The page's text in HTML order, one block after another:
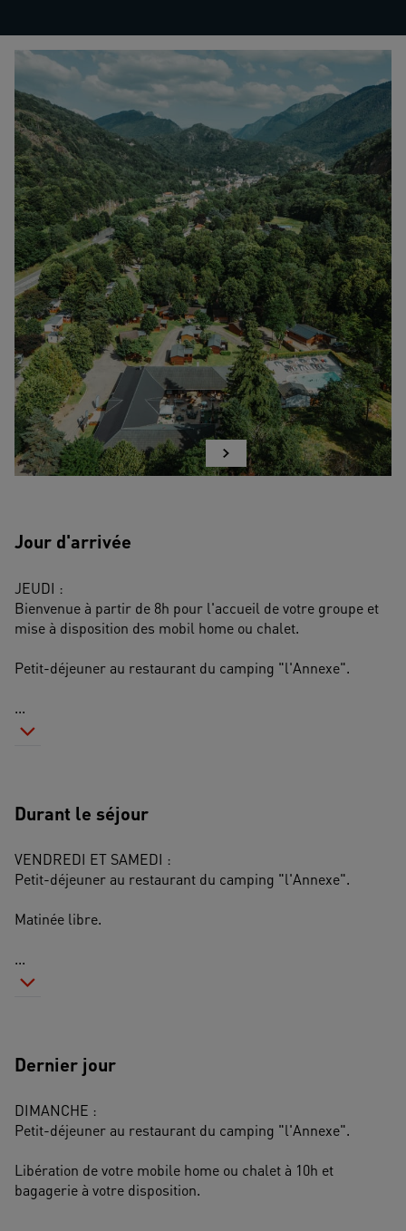
Jour d'arrivée
JEUDI :
Bienvenue à partir de 8h pour l'accueil de votre groupe et
mise à disposition des mobil home ou chalet.
Petit-déjeuner au restaurant du camping "l'Annexe".
...
Durant le séjour
VENDREDI ET SAMEDI :
Petit-déjeuner au restaurant du camping "l'Annexe".
Matinée libre.
...
Dernier jour
DIMANCHE :
Petit-déjeuner au restaurant du camping "l'Annexe".
Libération de votre mobile home ou chalet à 10h et
bagagerie à votre disposition.